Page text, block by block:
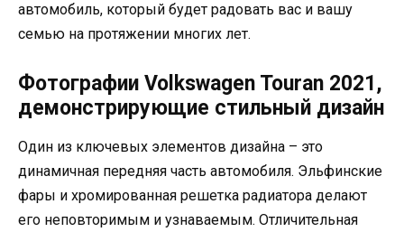
автомобиль, который будет радовать вас и вашу
семью на протяжении многих лет.
Фотографии Volkswagen Touran 2021,
демонстрирующие стильный дизайн
Один из ключевых элементов дизайна – это
динамичная передняя часть автомобиля. Эльфинские
фары и хромированная решетка радиатора делают
его неповторимым и узнаваемым. Отличительная